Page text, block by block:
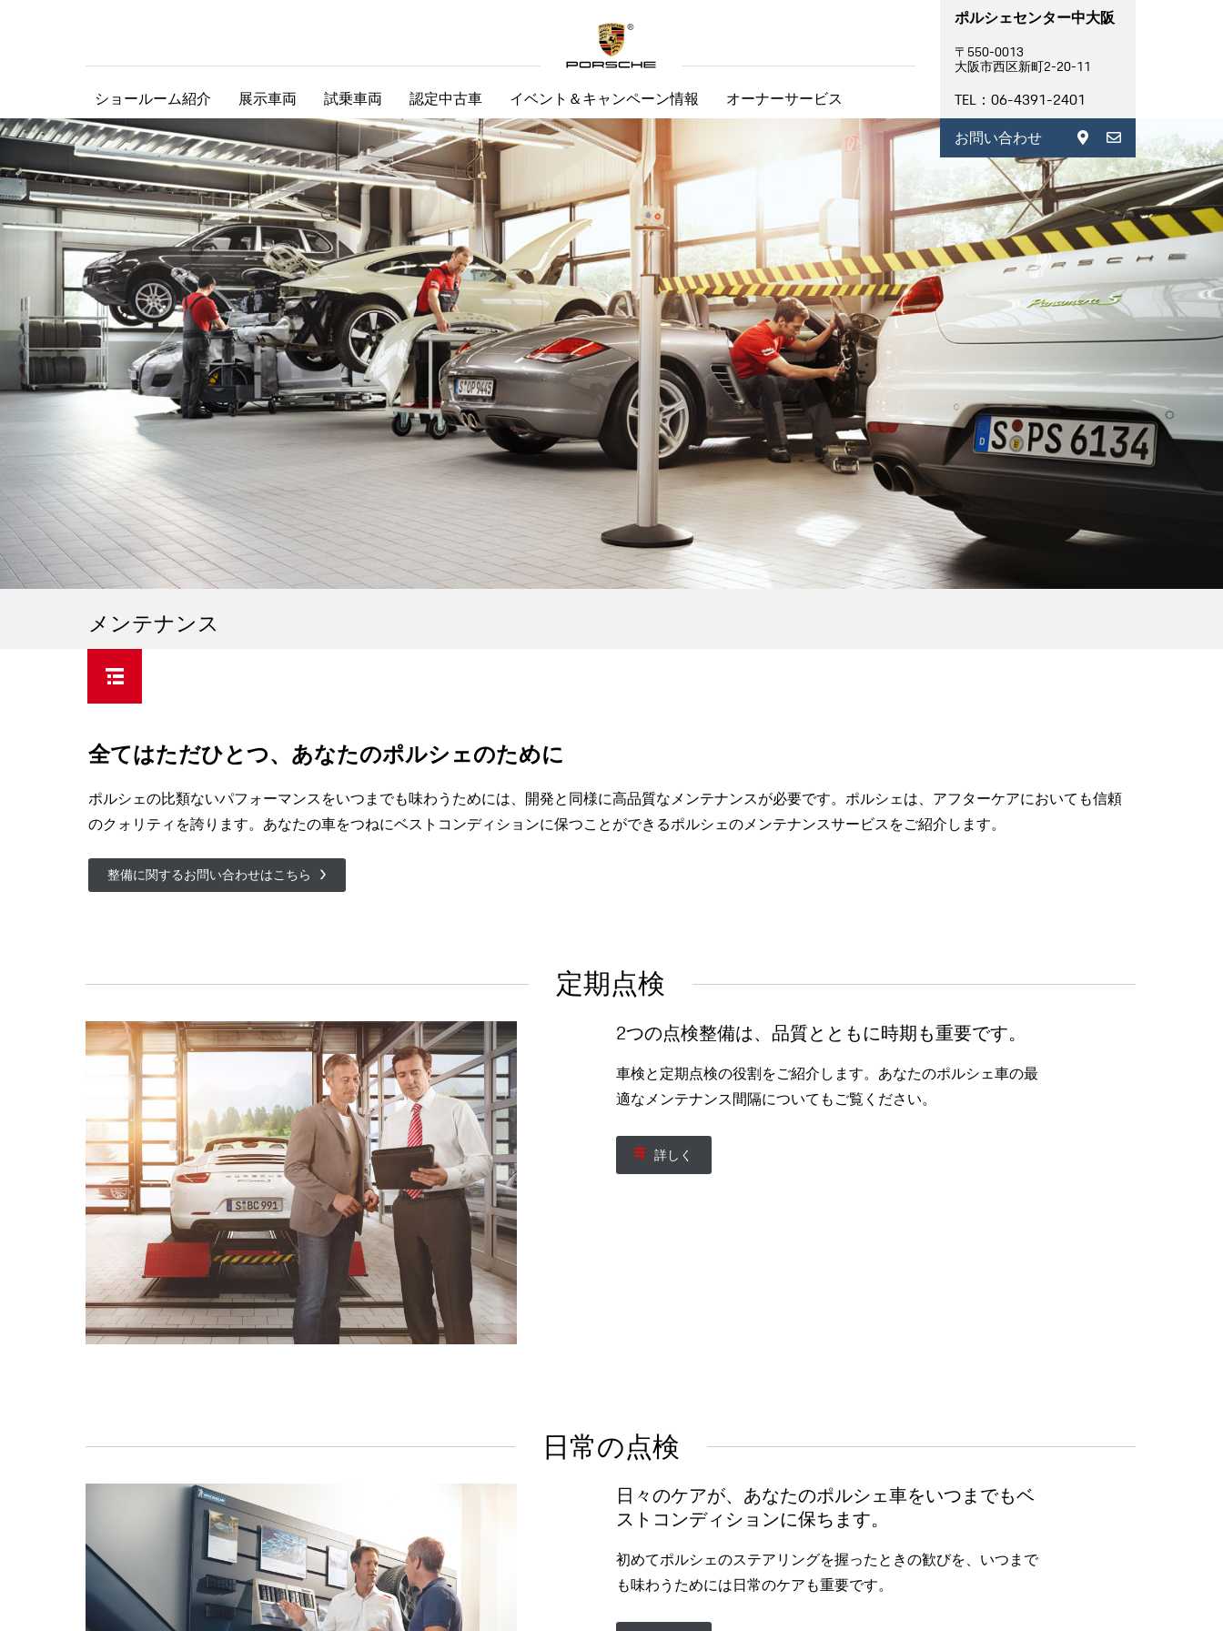
ショールーム紹介 展示車両 試乗車両 認定中古車 イベント＆キャンペーン情報 オーナーサービス
ポルシェセンター中大阪
〒550-0013
大阪市西区新町2-20-11
TEL：06-4391-2401
お問い合わせ
メンテナンス
全てはただひとつ、あなたのポルシェのために
ポルシェの比類ないパフォーマンスをいつまでも味わうためには、開発と同様に高品質なメンテナンスが必要です。ポルシェは、アフターケアにおいても信頼
のクォリティを誇ります。あなたの車をつねにベストコンディションに保つことができるポルシェのメンテナンスサービスをご紹介します。
整備に関するお問い合わせはこちら
定期点検
2つの点検整備は、品質とともに時期も重要です。
車検と定期点検の役割をご紹介します。あなたのポルシェ車の最
適なメンテナンス間隔についてもご覧ください。
詳しく
日常の点検
日々のケアが、あなたのポルシェ車をいつまでもベ
ストコンディションに保ちます。
初めてポルシェのステアリングを握ったときの歓びを、いつまで
も味わうためには日常のケアも重要です。